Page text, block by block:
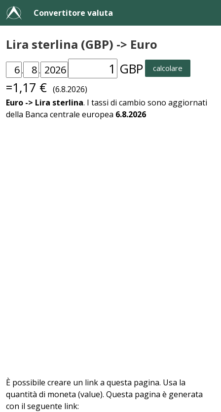
Convertitore valuta
Lira sterlina (GBP) -> Euro
. . GBP calcolare
=1,17 € (6.8.2026)
Euro -> Lira sterlina. I tassi di cambio sono aggiornati
della Banca centrale europea 6.8.2026
È possibile creare un link a questa pagina. Usa la
quantità di moneta (value). Questa pagina è generata
con il seguente link: